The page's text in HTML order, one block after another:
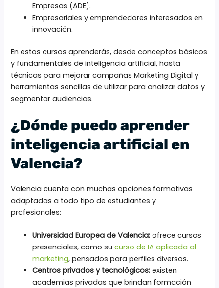
Empresas (ADE).
Empresariales y emprendedores interesados en
innovación.
En estos cursos aprenderás, desde conceptos básicos
y fundamentales de inteligencia artificial, hasta
técnicas para mejorar campañas Marketing Digital y
herramientas sencillas de utilizar para analizar datos y
segmentar audiencias.
¿Dónde puedo aprender
inteligencia artificial en
Valencia?
Valencia cuenta con muchas opciones formativas
adaptadas a todo tipo de estudiantes y
profesionales:
Universidad Europea de Valencia: ofrece cursos
presenciales, como sucurso de IA aplicada al
marketing, pensados para perfiles diversos.
Centros privados y tecnológicos: existen
academias privadas que brindan formación